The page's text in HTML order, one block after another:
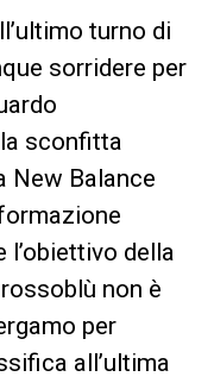
turno di
sorridere per
sconfitta
New Balance
della
non è
per
all’ultima